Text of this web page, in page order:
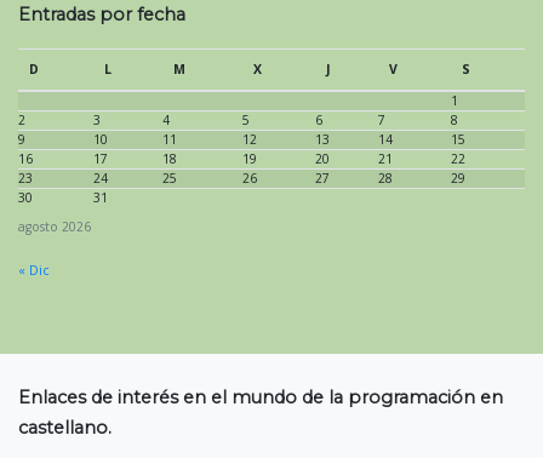
Entradas por fecha
agosto 2026
D L M X J V
S
1
2
3 4 5 6 7
8
9
10 11 12 13 14
15
16
17 18 19 20 21
22
23
24 25 26 27 28
29
30
31
« Dic
Enlaces de interés en el mundo de la programación en
castellano.